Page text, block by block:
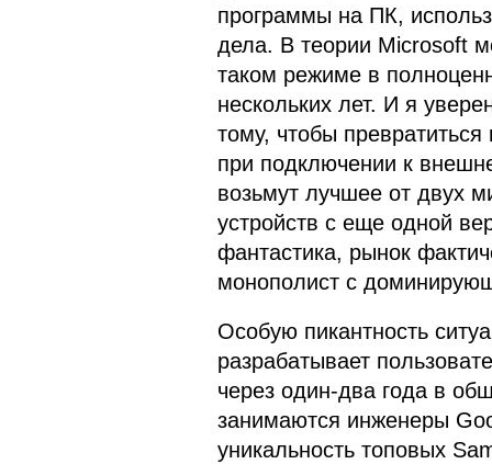
программы на ПК,
дела. В теории Microsoft
таком режиме в
нескольких лет. И я
тому, чтобы
при подключении к
возьмут лучшее от двух
устройств с еще одной
фантастика, рынок
монополист с
Особую пикантность
разрабатывает
через один-два года в
занимаются инженеры
уникальность топовых